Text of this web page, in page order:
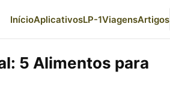
InícioAplicativosLP-1ViagensArtigos
5 Alimentos para